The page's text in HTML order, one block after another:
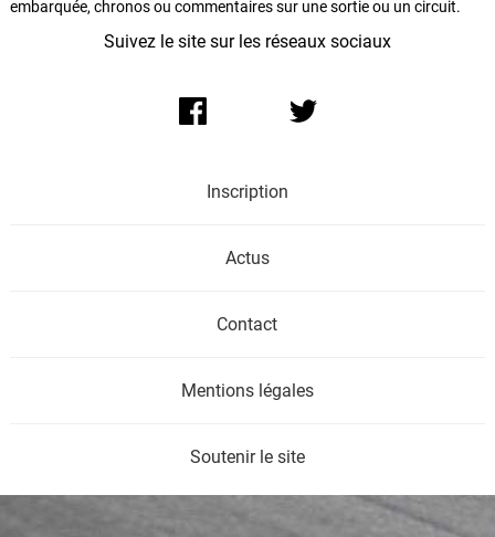
embarquée, chronos ou commentaires sur une sortie ou un circuit.
Suivez le site sur les réseaux sociaux
Inscription
Actus
Contact
Mentions légales
Soutenir le site